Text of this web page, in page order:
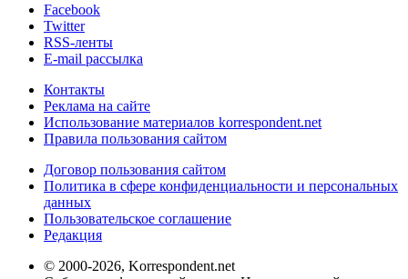
Facebook
Twitter
RSS-ленты
E-mail рассылка
Контакты
Реклама на сайте
Использование материалов korrespondent.net
Правила пользования сайтом
Договор пользования сайтом
Политика в сфере конфиденциальности и персональных
данных
Пользовательское соглашение
Редакция
© 2000-2026, Korrespondent.net